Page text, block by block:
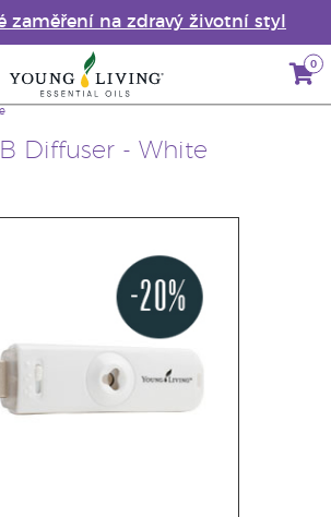
zaměření na zdravý životní styl
0
Diffuser - White